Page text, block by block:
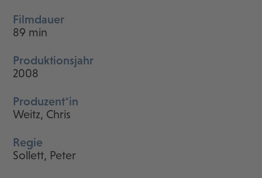
Filmdauer
89 min
Produktionsjahr
2008
Produzent*in
Weitz, Chris
Regie
Sollett, Peter